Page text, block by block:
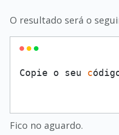
O resultado será o
Copie o seu c
Fico no aguardo.